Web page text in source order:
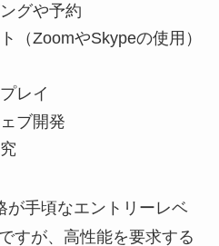
グや予約
（ZoomやSkypeの使用）
レイ
ブ開発
が手頃なエントリーレベ
すが、高性能を要求する